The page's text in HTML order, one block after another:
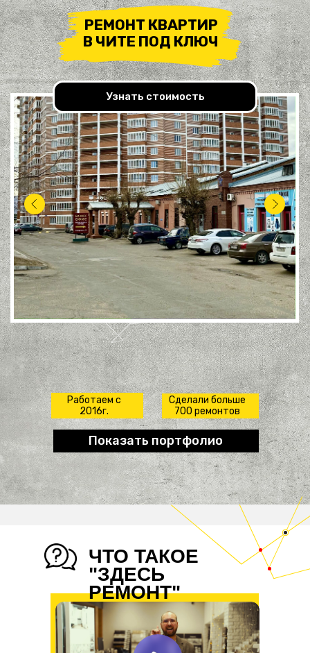
РЕМОНТ КВАРТИР
В ЧИТЕ ПОД КЛЮЧ
Узнать стоимость
Показать портфолио
Работаем с
2016г.
Сделали больше
700 ремонтов
ЧТО ТАКОЕ
"ЗДЕСЬ
РЕМОНТ"